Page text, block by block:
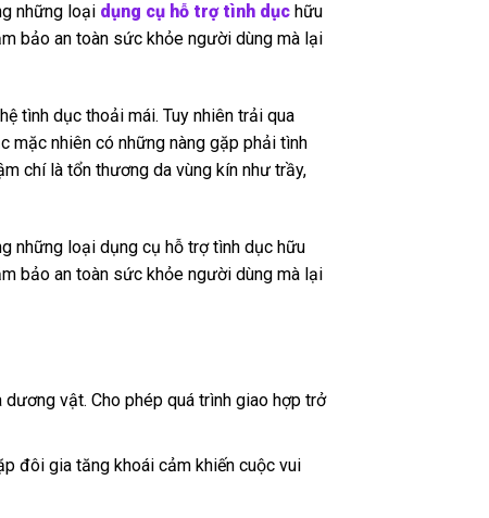
những loại dụng cụ hỗ trợ tình dục hữu
bảo an toàn sức khỏe người dùng mà lại
tình dục thoải mái. Tuy nhiên trải qua
mặc nhiên có những nàng gặp phải tình
chí là tổn thương da vùng kín như trầy,
những loại dụng cụ hỗ trợ tình dục hữu
bảo an toàn sức khỏe người dùng mà lại
vật. Cho phép quá trình giao hợp trở
đôi gia tăng khoái cảm khiến cuộc vui